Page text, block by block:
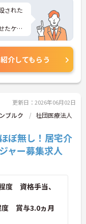
された
たケア
イベー
さらに
くださ
紹介してもらう
更新日：2026年06月02日
ブルク
社団医療法人
ぼ無し！居宅介
ャー募集求人
度 資格手当、
度 賞与3.0ヵ月